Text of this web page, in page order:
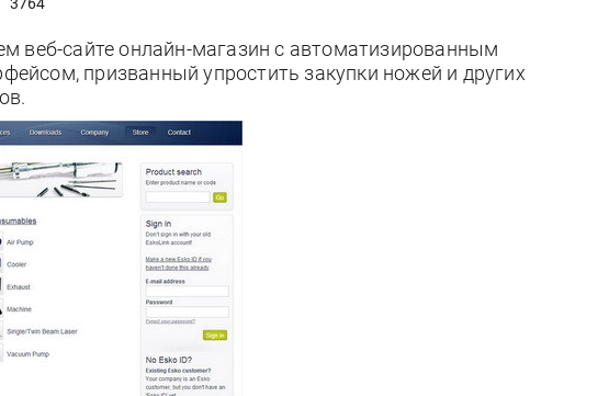
веб-сайте онлайн-магазин с автоматизированным
призванный упростить закупки ножей и других